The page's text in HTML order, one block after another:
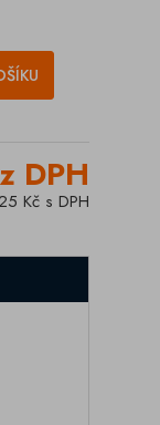
DPH
Kč s DPH